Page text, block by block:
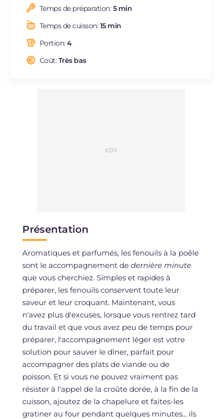
DE
NL
Temps de préparation:5 min
Temps de cuisson:15 min
Portion:4
Coût:Très bas
Présentation
Aromatiques et parfumés, les fenouils à la poêle
sont le accompagnement de dernière minute
que vous cherchiez. Simples et rapides à
préparer, les fenouils conservent toute leur
saveur et leur croquant. Maintenant, vous
n'avez plus d'excuses, lorsque vous rentrez tard
du travail et que vous avez peu de temps pour
préparer, l'accompagnement léger est votre
solution pour sauver le dîner, parfait pour
accompagner des plats de viande ou de
poisson. Et si vous ne pouvez vraiment pas
résister à l'appel de la croûte dorée, à la fin de la
cuisson, ajoutez de la chapelure et faites-les
gratiner au four pendant quelques minutes... ils